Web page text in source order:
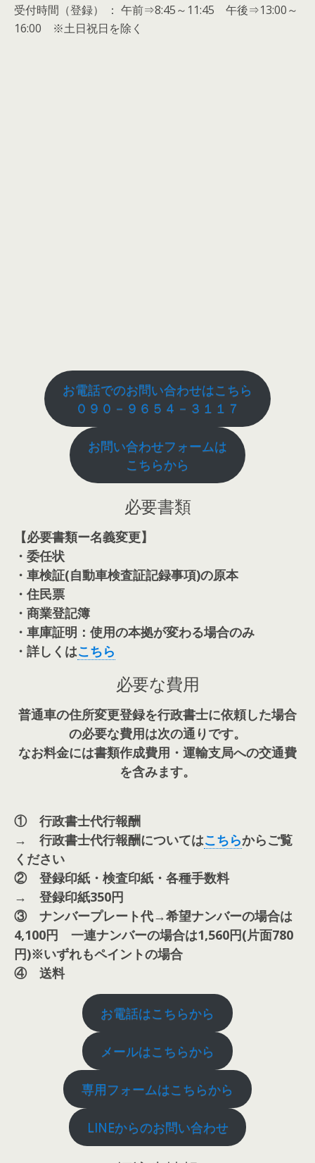
受付時間（登録） ： 午前⇒8:45～11:45 午後⇒13:00～
16:00 ※土日祝日を除く
お電話でのお問い合わせはこちら
０９０－９６５４－３１１７
お問い合わせフォームは
こちらから
必要書類
【必要書類ー名義変更】
・委任状
・車検証(自動車検査証記録事項)の原本
・住民票
・商業登記簿
・車庫証明：使用の本拠が変わる場合のみ
・詳しくはこちら
必要な費用
普通車の住所変更登録を行政書士に依頼した場合
の必要な費用は次の通りです。
なお料金には書類作成費用・運輸支局への交通費
を含みます。
① 行政書士代行報酬
→ 行政書士代行報酬についてはこちらからご覧
ください
② 登録印紙・検査印紙・各種手数料
→ 登録印紙350円
③ ナンバープレート代→希望ナンバーの場合は
4,100円 一連ナンバーの場合は1,560円(片面780
円)※いずれもペイントの場合
④ 送料
お電話はこちらから
メールはこちらから
専用フォームはこちらから
LINEからのお問い合わせ